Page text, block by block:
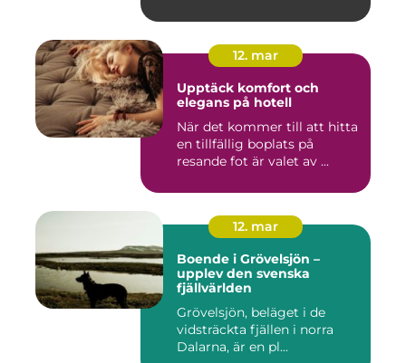
12. mar
Upptäck komfort och
elegans på hotell
När det kommer till att hitta
en tillfällig boplats på
resande fot är valet av ...
12. mar
Boende i Grövelsjön –
upplev den svenska
fjällvärlden
Grövelsjön, beläget i de
vidsträckta fjällen i norra
Dalarna, är en pl...